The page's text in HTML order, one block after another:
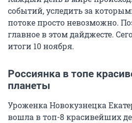
событий, уследить за
потоке просто невозможно.
главное в этом дайджесте.
итоги 10 ноября.
Россиянка в топе
планеты
Уроженка Новокузнецка
вошла в топ-8 красивейших